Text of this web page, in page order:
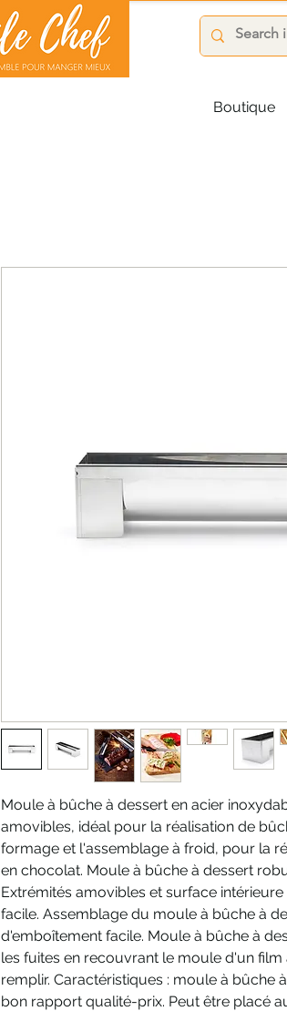
Boutique
Moule à bûche à dessert en acier
amovibles, idéal pour la réalisation de
formage et l'assemblage à froid, pour la
en chocolat. Moule à bûche à dessert
Extrémités amovibles et surface
facile. Assemblage du moule à bûche à
d'emboîtement facile. Moule à bûche à
les fuites en recouvrant le moule d'un film
remplir. Caractéristiques : moule à bûche
bon rapport qualité-prix. Peut être placé